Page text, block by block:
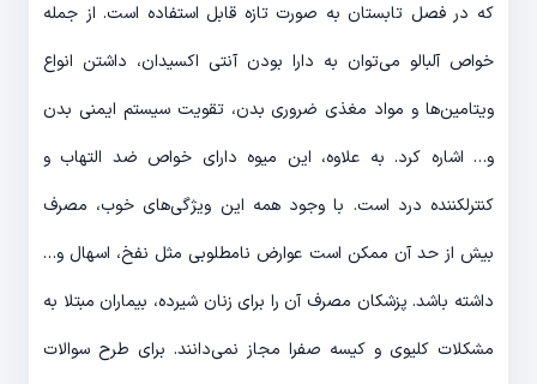
که در فصل تابستان به صورت تازه قابل استفاده است. از جمله
خواص آلبالو می‌توان به دارا بودن آنتی اکسیدان، داشتن انواع
ویتامین‌ها و مواد مغذی ضروری بدن، تقویت سیستم ایمنی بدن
و… اشاره کرد. به علاوه، این میوه دارای خواص ضد التهاب و
کنترل‎کننده درد است. با وجود همه این ویژگی‌های خوب، مصرف
بیش از حد آن ممکن است عوارض نامطلوبی مثل نفخ، اسهال و…
داشته باشد. پزشکان مصرف آن را برای زنان شیرده، بیماران مبتلا به
مشکلات کلیوی و کیسه صفرا مجاز نمی‌دانند. برای طرح سوالات